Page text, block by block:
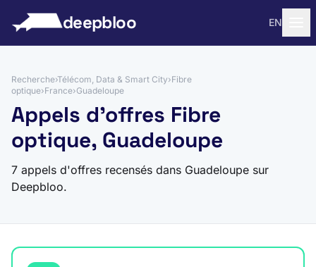
deepbloo EN
Recherche›Télécom, Data & Smart City›Fibre
optique›France›Guadeloupe
Appels d'offres Fibre
optique, Guadeloupe
7 appels d'offres recensés dans Guadeloupe sur
Deepbloo.